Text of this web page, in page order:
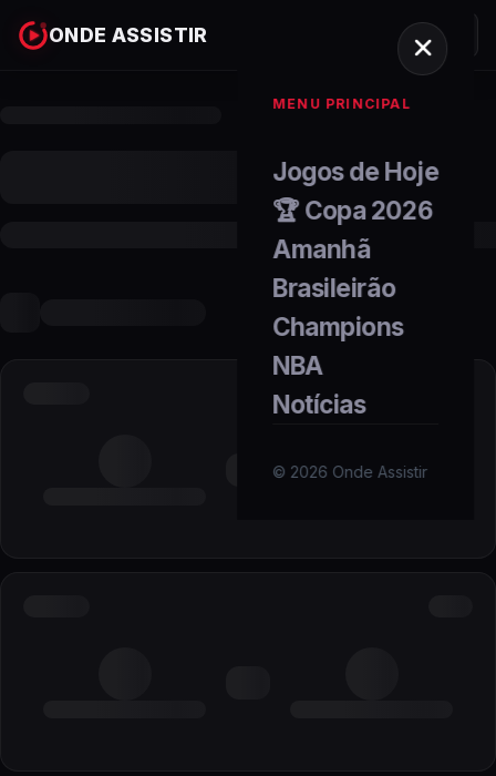
ONDE ASSISTIR
MENU PRINCIPAL
Jogos de Hoje
🏆 Copa 2026
Amanhã
Brasileirão
Champions
NBA
Notícias
© 2026 Onde Assistir